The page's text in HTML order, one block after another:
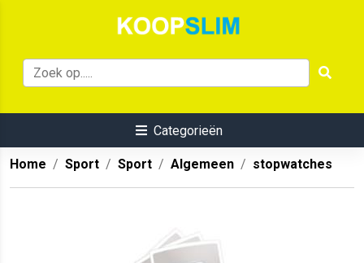
Categorieën
Home Sport Sport Algemeen stopwatches